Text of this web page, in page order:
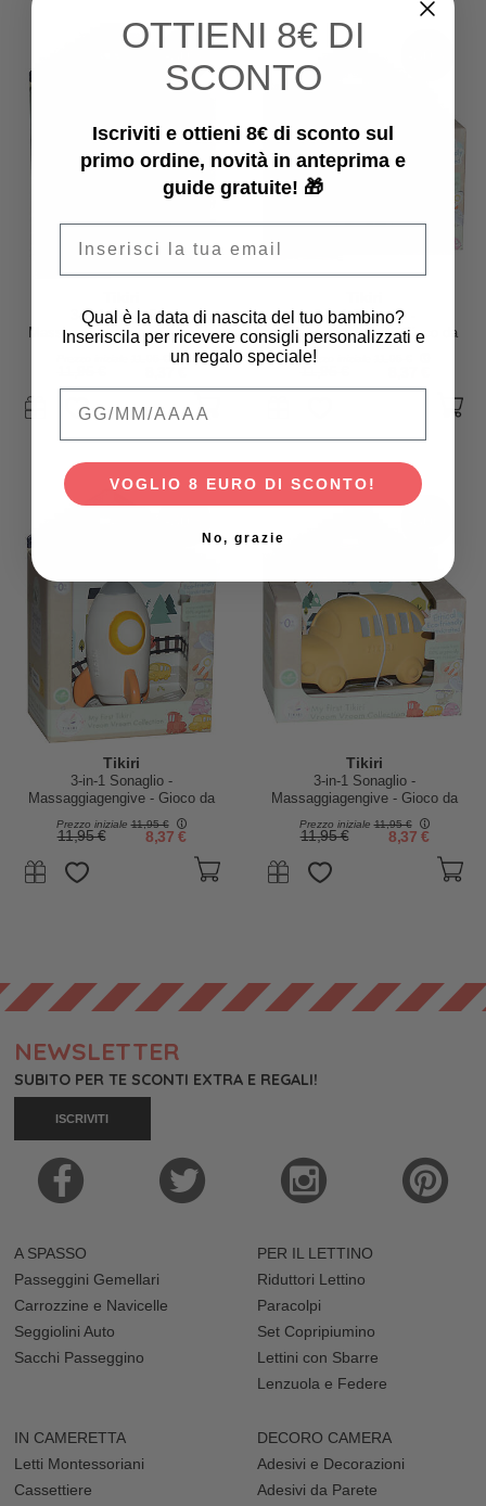
3-in-1 Sonaglio -
Massaggiagengive - Gioco da
Bagno - Treno - Vroom Vroom
Friends - Confezione Regalo -
100% Caucciù Naturale
3-in-1 Sonaglio -
Massaggiagengive - Gioco da
Bagno - Macchina - Vroom
Regalo - 100% Caucciù Naturale
Prezzo iniziale
Tikiri
3-in-1 Sonaglio -
Massaggiagengive - Gioco da
Bagno - Razzo - Vroom Vroom
Friends - Confezione Regalo -
Prezzo iniziale11,95 €
11,95 € 8,37 €
Tikiri
3-in-1 Sonaglio -
Massaggiagengive - Gioco da
Bagno - Bus - Vroom Vroom
Friends - Confezione Regalo -
Prezzo iniziale11,95 €
11,95 € 8,37 €
NEWSLETTER
SUBITO PER TE SCONTI EXTRA E REGALI!
ISCRIVITI
A SPASSO
Passeggini Gemellari
Carrozzine e Navicelle
Seggiolini Auto
Sacchi Passeggino
PER IL LETTINO
Riduttori Lettino
Paracolpi
Set Copripiumino
Lettini con Sbarre
Lenzuola e Federe
IN CAMERETTA
Letti Montessoriani
Cassettiere
DECORO CAMERA
Adesivi e Decorazioni
Adesivi da Parete
OTTIENI 8€ DI
SCONTO
Iscriviti e ottieni 8€ di sconto sul
primo ordine, novità in anteprima e
guide gratuite! 🎁
Qual è la data di nascita del tuo bambino?
Inseriscila per ricevere consigli personalizzati e
un regalo speciale!
Qual è la data di nascita del tuo
VOGLIO 8 EURO DI SCONTO!
No, grazie